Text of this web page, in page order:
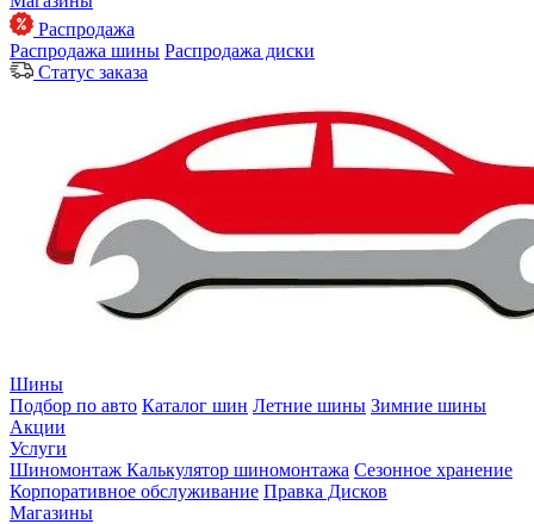
Распродажа
Распродажа шины Распродажа диски
Статус заказа
Шины
Подбор по авто Каталог шин Летние шины Зимние шины
Акции
Услуги
Шиномонтаж Калькулятор шиномонтажа Сезонное хранение
Корпоративное обслуживание Правка Дисков
Магазины